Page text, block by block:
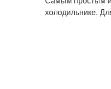
холодильнике.